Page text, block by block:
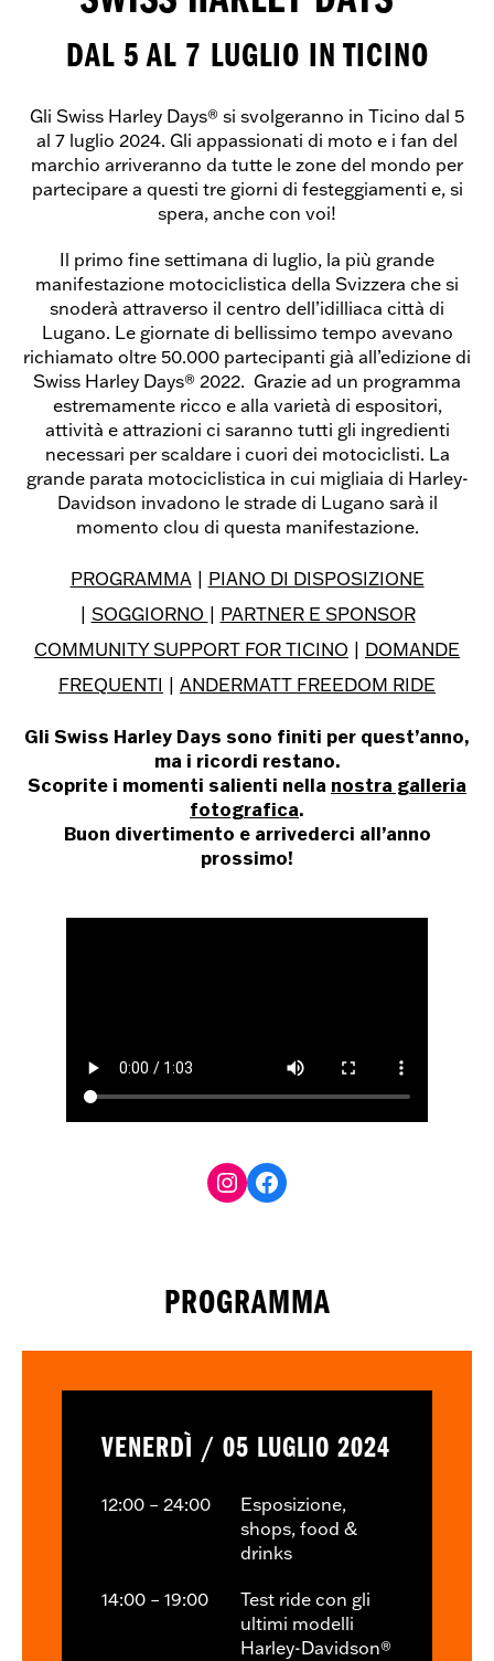
DAL 5 AL 7 LUGLIO IN TICINO
Gli Swiss Harley Days® si svolgeranno in Ticino dal 5
al 7 luglio 2024. Gli appassionati di moto e i fan del
marchio arriveranno da tutte le zone del mondo per
partecipare a questi tre giorni di festeggiamenti e, si
spera, anche con voi!
Il primo fine settimana di luglio, la più grande
manifestazione motociclistica della Svizzera che si
snoderà attraverso il centro dell’idilliaca città di
Lugano. Le giornate di bellissimo tempo avevano
richiamato oltre 50.000 partecipanti già all’edizione di
Swiss Harley Days® 2022. Grazie ad un programma
estremamente ricco e alla varietà di espositori,
attività e attrazioni ci saranno tutti gli ingredienti
necessari per scaldare i cuori dei motociclisti. La
grande parata motociclistica in cui migliaia di Harley-
Davidson invadono le strade di Lugano sarà il
momento clou di questa manifestazione.
PROGRAMMA | PIANO DI DISPOSIZIONE
| SOGGIORNO | PARTNER E SPONSOR
COMMUNITY SUPPORT FOR TICINO | DOMANDE
FREQUENTI | ANDERMATT FREEDOM RIDE
Gli Swiss Harley Days sono finiti per quest’anno,
ma i ricordi restano.
Scoprite i momenti salienti nella nostra galleria
fotografica.
Buon divertimento e arrivederci all’anno
prossimo!
Facebook
PROGRAMMA
VENERDÌ / 05 LUGLIO 2024
12:00 – 24:00
Esposizione,
shops, food &
drinks
14:00 – 19:00
Test ride con gli
ultimi modelli
Harley-Davidson®